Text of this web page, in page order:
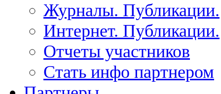
Журналы. Публикации.
Интернет. Публикации.
Отчеты участников
Стать инфо партнером